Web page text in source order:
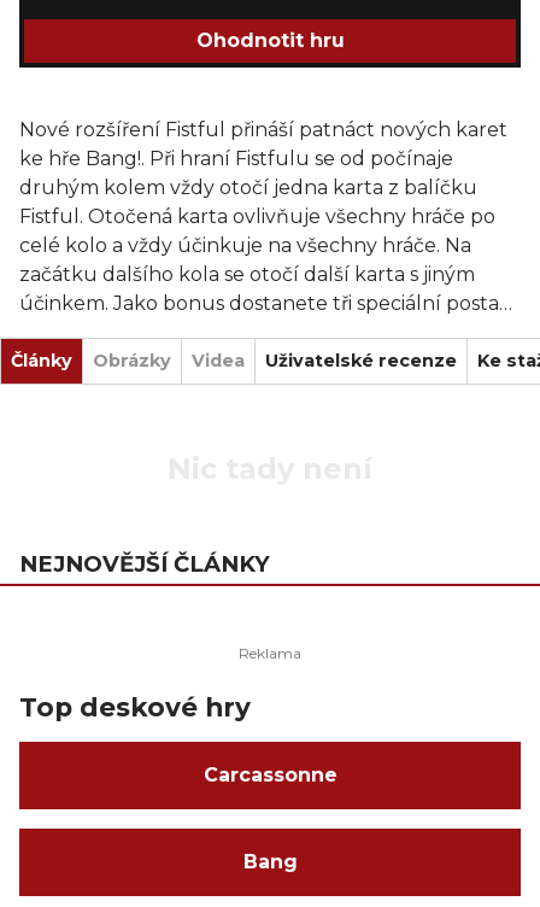
Ohodnotit hru
Nové rozšíření Fistful přináší patnáct nových karet
ke hře Bang!. Při hraní Fistfulu se od počínaje
druhým kolem vždy otočí jedna karta z balíčku
Fistful. Otočená karta ovlivňuje všechny hráče po
celé kolo a vždy účinkuje na všechny hráče. Na
začátku dalšího kola se otočí další karta s jiným
účinkem. Jako bonus dostanete tři speciální postavy
a dvě karty k rozšíření High Noon. Mezi novými
postavami je například Clause the Saint, který jako
Ježíšek rozdává hráčům karty, nebo Uncle Will
Články Obrázky Videa Uživatelské recenze Ke
NEJNOVĚJŠÍ ČLÁNKY
Top deskové hry
Carcassonne
Bang